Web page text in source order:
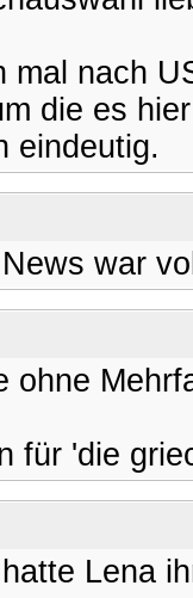
mal nach
die es
eindeutig.
war
ohne
für 'die
Lena